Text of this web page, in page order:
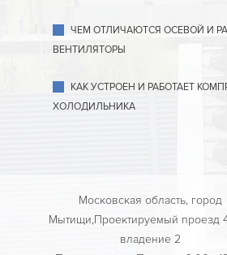
ЧЕМ ОТЛИЧАЮТСЯ ОСЕВОЙ И
ВЕНТИЛЯТОРЫ
КАК УСТРОЕН И РАБОТАЕТ
ХОЛОДИЛЬНИКА
Московская область, город
Мытищи,Проектируемый проезд
владение 2